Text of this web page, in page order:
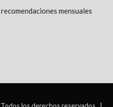
mensuales